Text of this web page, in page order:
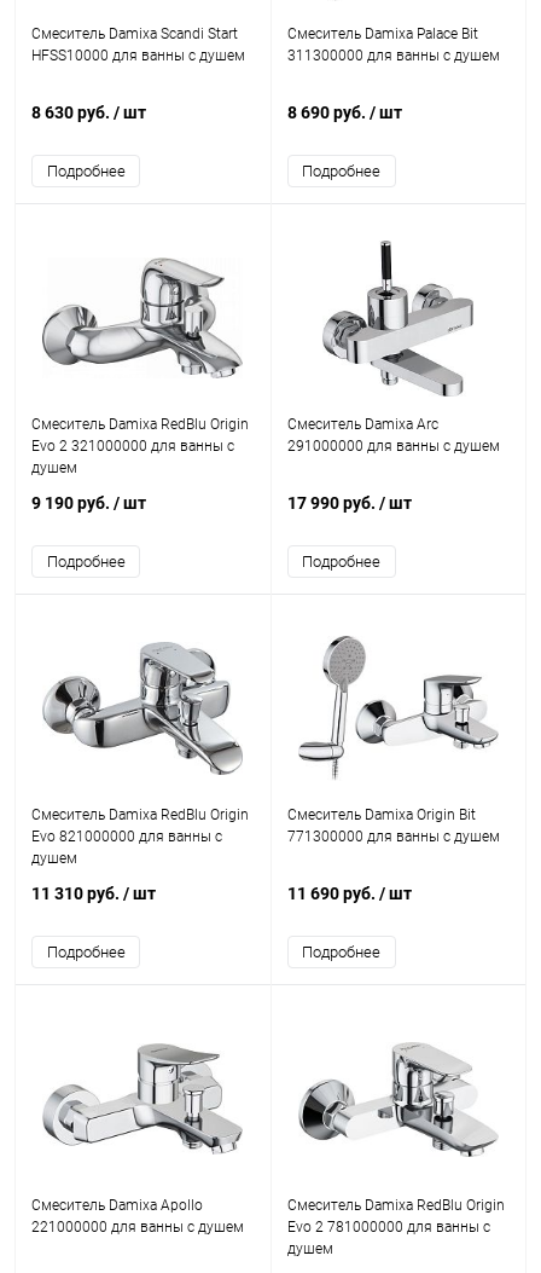
Смеситель Damixa Scandi Start
HFSS10000 для ванны с душем
8 630 руб. / шт
Подробнее
Смеситель Damixa Palace Bit
311300000 для ванны с душем
8 690 руб. / шт
Подробнее
Смеситель Damixa RedBlu Origin
Evo 2 321000000 для ванны с
душем
9 190 руб. / шт
Подробнее
Смеситель Damixa Arc
291000000 для ванны с душем
17 990 руб. / шт
Подробнее
Смеситель Damixa RedBlu Origin
Evo 821000000 для ванны с
душем
11 310 руб. / шт
Подробнее
Смеситель Damixa Origin Bit
771300000 для ванны с душем
11 690 руб. / шт
Подробнее
Смеситель Damixa Apollo
221000000 для ванны с душем
Смеситель Damixa RedBlu Origin
Evo 2 781000000 для ванны с
душем